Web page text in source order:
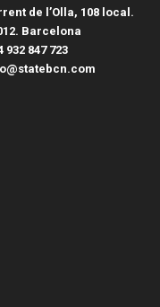
de l’Olla, 108 local.
Barcelona
932 847 723